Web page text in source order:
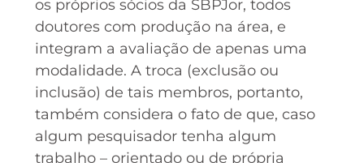
os próprios sócios da SBPJor, todos
doutores com produção na área, e
integram a avaliação de apenas uma
modalidade. A troca (exclusão ou
inclusão) de tais membros, portanto,
também considera o fato de que, caso
algum pesquisador tenha algum
trabalho – orientado ou de própria